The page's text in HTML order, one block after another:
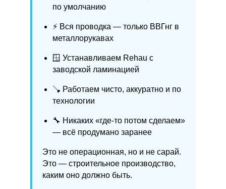
по умолчанию
⚡️ Вся проводка — только ВВГнг в
металлорукавах
🪟 Устанавливаем Rehau с
заводской ламинацией
🪠 Работаем чисто, аккуратно и по
технологии
🔧 Никаких «где-то потом сделаем»
— всё продумано заранее
Это не операционная, но и не сарай.
Это — строительное производство,
каким оно должно быть.